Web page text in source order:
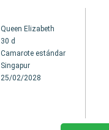
Queen Elizabeth
30 d
Camarote estándar
Singapur
25/02/2028